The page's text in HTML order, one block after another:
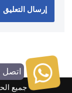
جميع
اتصل